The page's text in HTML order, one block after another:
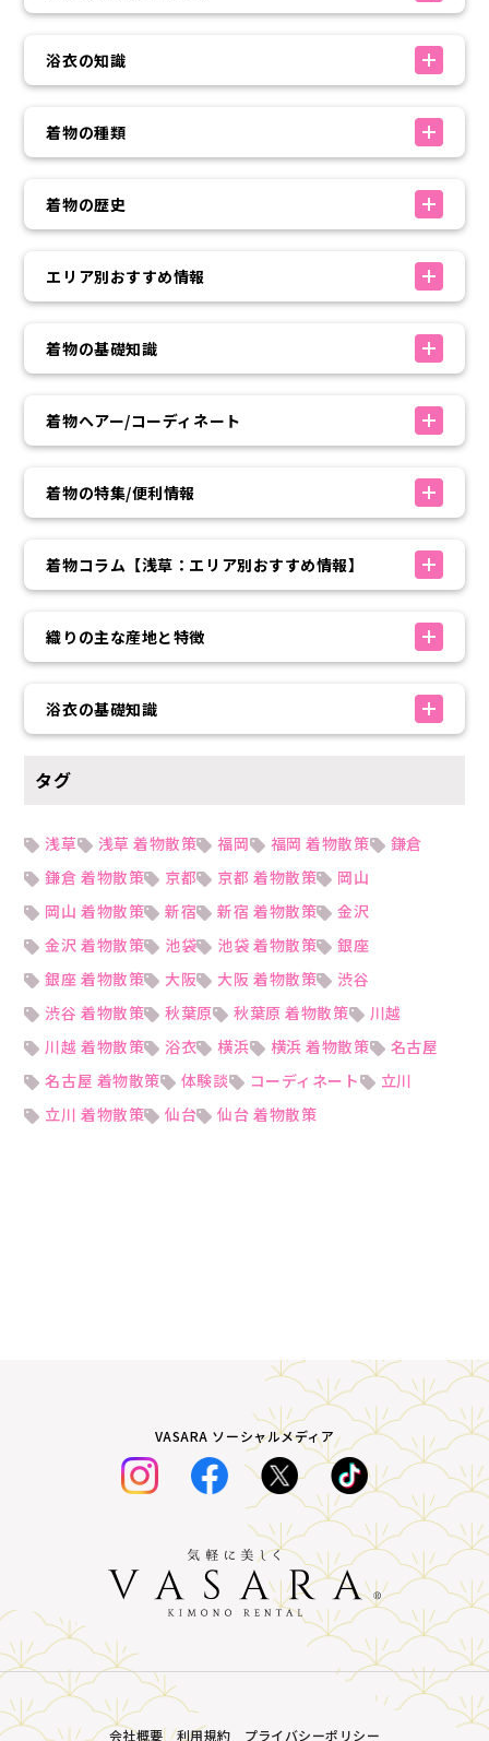
浴衣の知識
着物の種類
着物の歴史
エリア別おすすめ情報
着物の基礎知識
着物ヘアー/コーディネート
着物の特集/便利情報
着物コラム【浅草：エリア別おすすめ情報】
織りの主な産地と特徴
浴衣の基礎知識
タグ
浅草 浅草 着物散策 福岡 福岡 着物散策
鎌倉
鎌倉 着物散策
京都 京都 着物散策
岡山
岡山 着物散策
新宿 新宿 着物散策
金沢
金沢 着物散策
池袋 池袋 着物散策
銀座
銀座 着物散策
大阪 大阪 着物散策
渋谷
渋谷 着物散策
秋葉原 秋葉原 着物散策
川越
川越 着物散策
浴衣 横浜 横浜 着物散策
名古屋
名古屋 着物散策
体験談 コーディネート
立川
立川 着物散策
仙台 仙台 着物散策
VASARA ソーシャルメディア
会社概要 利用規約 プライバシーポリシー